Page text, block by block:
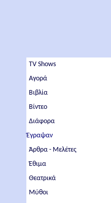
TV Shows
Αγορά
Βιβλία
Βίντεο
Διάφορα
Έγραψαν
Άρθρα - Μελέτες
Έθιμα
Θεατρικά
Μύθοι